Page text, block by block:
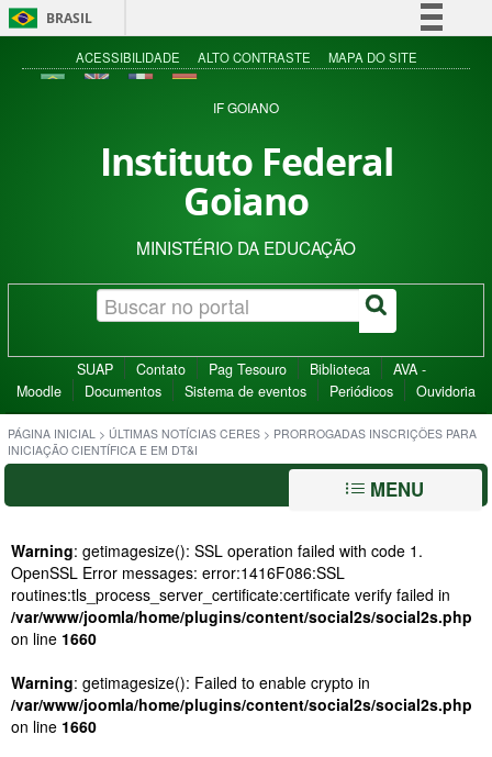
BRASIL
Simplifique!
Acesso à informação
ACESSIBILIDADE ALTO CONTRASTE MAPA DO SITE
IF GOIANO
Instituto Federal
Goiano
MINISTÉRIO DA EDUCAÇÃO
SUAP Contato Pag Tesouro Biblioteca
AVA -
Moodle
Documentos Sistema de eventos Periódicos Ouvidoria
PÁGINA INICIAL > ÚLTIMAS NOTÍCIAS CERES > PRORROGADAS INSCRIÇÕES PARA
INICIAÇÃO CIENTÍFICA E EM DT&I
MENU
Warning: getimagesize(): SSL operation failed with code 1.
OpenSSL Error messages: error:1416F086:SSL
routines:tls_process_server_certificate:certificate verify failed in
/var/www/joomla/home/plugins/content/social2s/social2s.php
on line 1660
Warning: getimagesize(): Failed to enable crypto in
/var/www/joomla/home/plugins/content/social2s/social2s.php
on line 1660